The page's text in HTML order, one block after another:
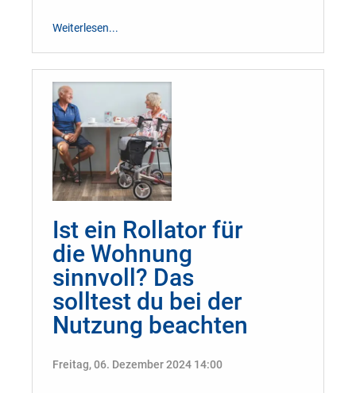
Weiterlesen...
Ist ein Rollator für
die Wohnung
sinnvoll? Das
solltest du bei der
Nutzung beachten
Freitag, 06. Dezember 2024 14:00